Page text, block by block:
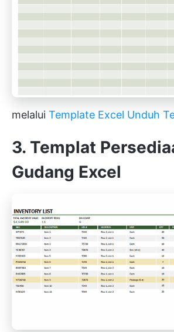
melalui Template Excel Unduh
3. Templat
Gudang Excel